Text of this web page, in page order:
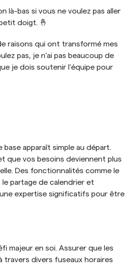
là-bas si vous ne voulez pas aller
doigt. 🤞
raisons qui ont transformé mes
pas, je n'ai pas beaucoup de
je dois soutenir l'équipe pour
apparaît simple au départ.
que vos besoins deviennent plus
Des fonctionnalités comme le
le partage de calendrier et
expertise significatifs pour être
majeur en soi. Assurer que les
travers divers fuseaux horaires